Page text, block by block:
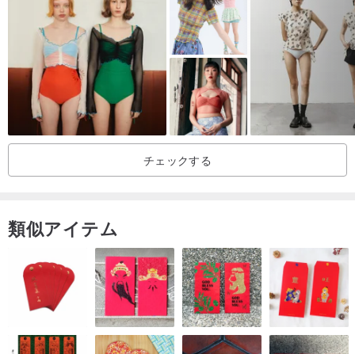
手洗いしていただくと、より長くご愛用いただけます。洗濯機をご
使用の際は、必ず洗濯ネットに入れてください。
│ご注文にあたって│
こちらの商品は一点もののため、追加生産はございません。
ご不明な点がございましたら、ご購入前にお気軽にお問い合わせく
ヴィンテージの特性をご理解の上、お求めください。
原産地／製造方法
VINTAGE
チェックする
類似アイテム